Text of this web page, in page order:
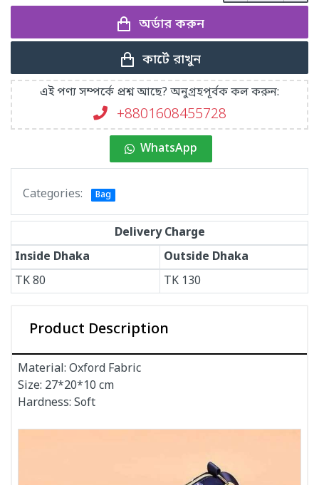
অর্ডার করুন
কার্টে রাখুন
এই পণ্য সম্পর্কে প্রশ্ন আছে? অনুগ্রহপূর্বক কল করুন:
+8801608455728
WhatsApp
Categories: Bag
Delivery Charge
Inside Dhaka
Outside Dhaka
TK80 TK 130
Product Description
Material: Oxford Fabric
Size: 27*20*10 cm
Hardness: Soft